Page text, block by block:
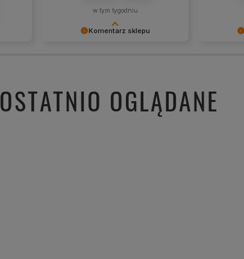
Komentarz sklepu
w tym tygodniu
nami
OSTATNIO OGLĄDANE